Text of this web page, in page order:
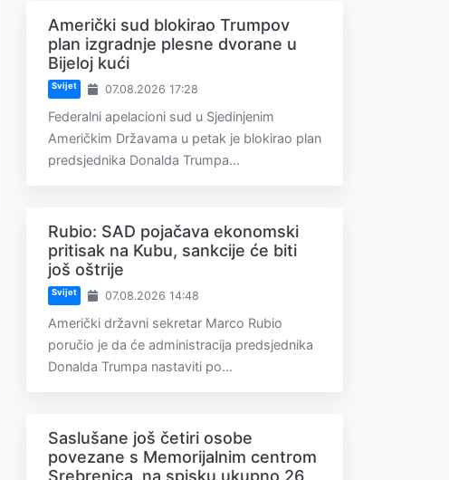
Američki sud blokirao Trumpov
plan izgradnje plesne dvorane u
Bijeloj kući
Svijet 07.08.2026 17:28
Federalni apelacioni sud u Sjedinjenim
Američkim Državama u petak je blokirao plan
predsjednika Donalda Trumpa...
Rubio: SAD pojačava ekonomski
pritisak na Kubu, sankcije će biti
još oštrije
Svijet 07.08.2026 14:48
Američki državni sekretar Marco Rubio
poručio je da će administracija predsjednika
Donalda Trumpa nastaviti po...
Saslušane još četiri osobe
povezane s Memorijalnim centrom
Srebrenica, na spisku ukupno 26